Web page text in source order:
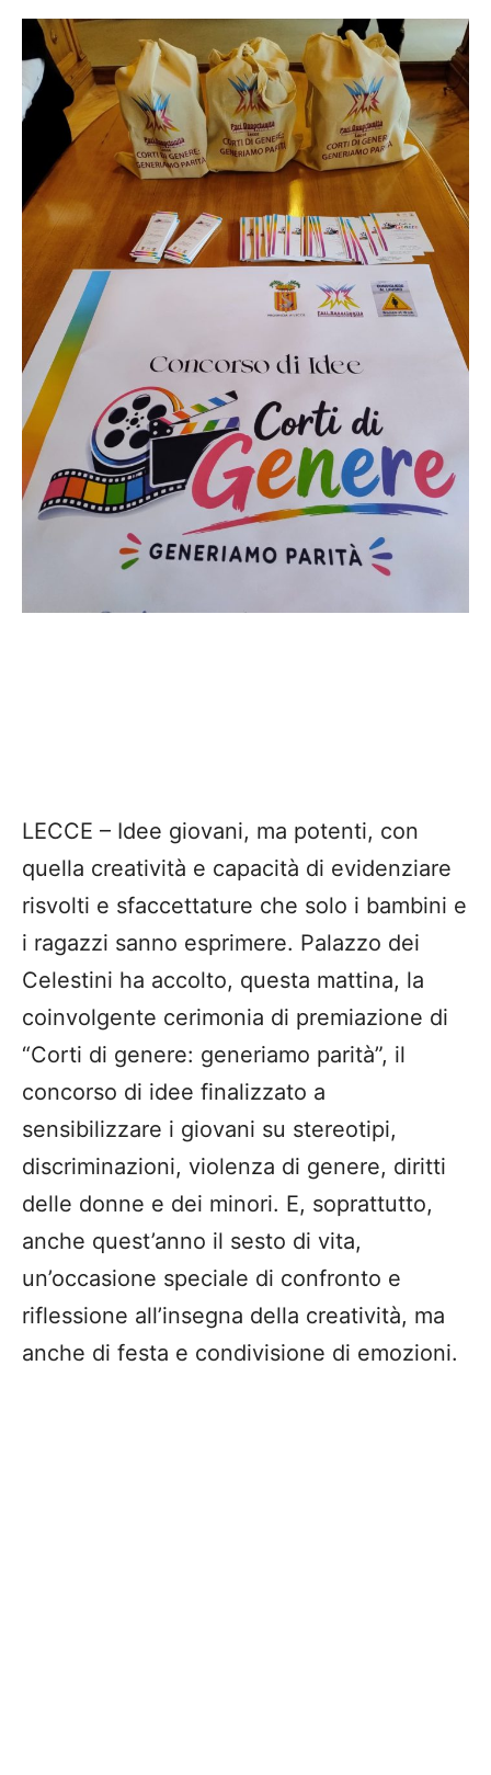
LECCE – Idee giovani, ma potenti, con
quella creatività e capacità di evidenziare
risvolti e sfaccettature che solo i bambini e
i ragazzi sanno esprimere. Palazzo dei
Celestini ha accolto, questa mattina, la
coinvolgente cerimonia di premiazione di
“Corti di genere: generiamo parità”, il
concorso di idee finalizzato a
sensibilizzare i giovani su stereotipi,
discriminazioni, violenza di genere, diritti
delle donne e dei minori. E, soprattutto,
anche quest’anno il sesto di vita,
un’occasione speciale di confronto e
riflessione all’insegna della creatività, ma
anche di festa e condivisione di emozioni.